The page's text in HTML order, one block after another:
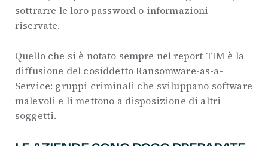
sottrarre le loro password o informazioni
riservate.
Quello che si è notato sempre nel report TIM è la
diffusione del cosiddetto Ransomware-as-a-
Service: gruppi criminali che sviluppano software
malevoli e li mettono a disposizione di altri
soggetti.